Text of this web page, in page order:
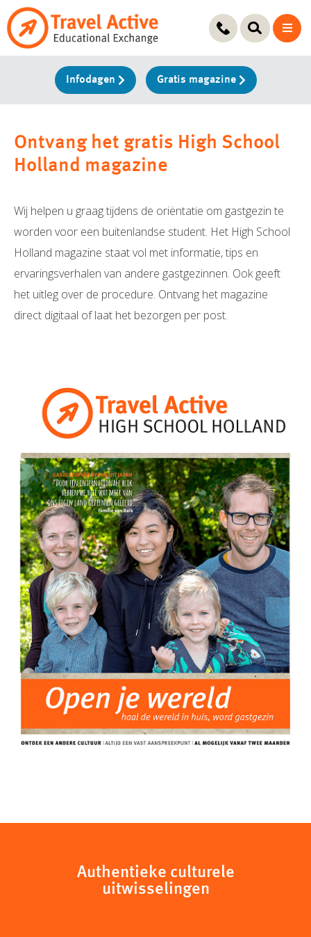
Ga
naar
Infodagen Gratis magazine
Ontvang het gratis High School
Holland magazine
Wij helpen u graag tijdens de oriëntatie om gastgezin te
worden voor een buitenlandse student. Het High School
Holland magazine staat vol met informatie, tips en
ervaringsverhalen van andere gastgezinnen. Ook geeft
het uitleg over de procedure. Ontvang het magazine
direct digitaal of laat het bezorgen per post.
Authentieke culturele
uitwisselingen